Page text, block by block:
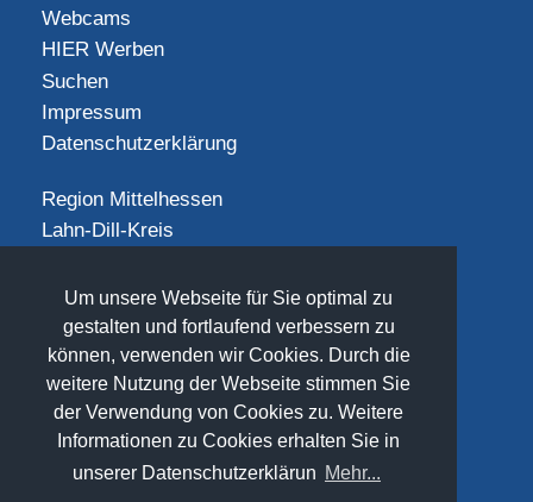
Um unsere Webseite für Sie optimal zu
gestalten und fortlaufend verbessern zu
können, verwenden wir Cookies. Durch die
weitere Nutzung der Webseite stimmen Sie
der Verwendung von Cookies zu. Weitere
Informationen zu Cookies erhalten Sie in
unserer Datenschutzerklärun Mehr...
Webcams
HIER Werben
Suchen
Impressum
Datenschutzerklärung
Region Mittelhessen
Lahn-Dill-Kreis
Landkreis Limburg-Weilburg
Landkreis Marburg-Biedenkopf
Vogelsbergkreis
SOCIAL